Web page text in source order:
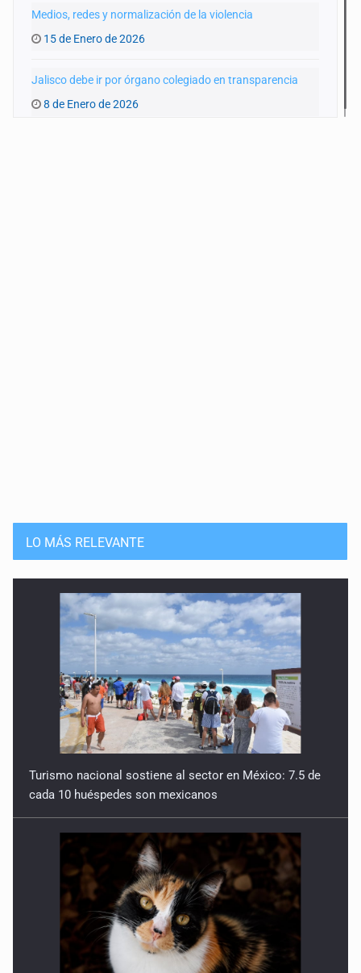
Medios, redes y normalización de la violencia
15 de Enero de 2026
Jalisco debe ir por órgano colegiado en transparencia
8 de Enero de 2026
LO MÁS RELEVANTE
Turismo nacional sostiene al sector en México: 7.5 de
cada 10 huéspedes son mexicanos